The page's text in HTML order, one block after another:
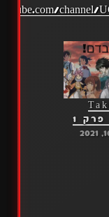
channel/